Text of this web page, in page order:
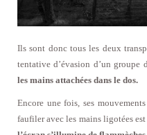
Ils sont donc tous les deux
tentative d’évasion d’un groupe
les mains attachées dans le dos.
Encore une fois, ses
faufiler avec les mains ligotées